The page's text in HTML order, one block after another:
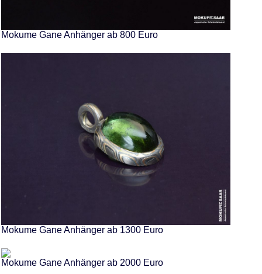
Mokume Gane Anhänger ab 800 Euro
Mokume Gane Anhänger ab 1300 Euro
Mokume Gane Anhänger ab 2000 Euro